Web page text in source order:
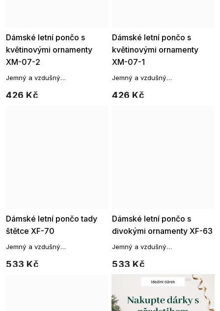
Dámské letní pončo s
květinovými ornamenty
XM-07-2
426 Kč
Jemný a vzdušný
originální přehoz přes vaše
Dámské letní pončo s
květinovými ornamenty
XM-07-1
426 Kč
Jemný a vzdušný
originální přehoz přes vaše
Dámské letní pončo tady
štětce XF-70
533 Kč
Jemný a vzdušný
originální přehoz přes vaše
Dámské letní pončo s
divokými ornamenty XF-63
533 Kč
Jemný a vzdušný
originální přehoz přes vaše
plavky.